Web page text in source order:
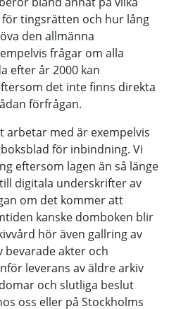
tingsrätten och hur lång
den allmänna
frågar om alla
efter år 2000 kan
det inte finns direkta
förfrågan.
arbetar med är exempelvis
för inbindning. Vi
eftersom lagen än så länge
digitala underskrifter av
om det kommer att
kanske domboken blir
hör även gallring av
bevarade akter och
leverans av äldre arkiv
och slutliga beslut
oss eller på Stockholms